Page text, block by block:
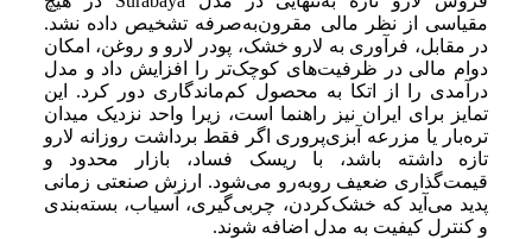
مقیاسی از نظر مالی مقرون‌به‌صرفه تشخیص داده نشد.
در مقابل، فرآوری به لارو خشک، پودر لارو و روغن، امکان
دوام مالی در ظرفیت‌های کوچک‌تر را افزایش داد و مدل
درآمدی را از اتکا به محصول کم‌ماندگاری دور کرد. این
تمایز برای ایران نیز راهنما است، زیرا واحد نزدیک میدان
تره‌بار یا مزرعه آبزی‌پروری اگر فقط برداشت روزانه لارو
تازه داشته باشد، با ریسک فساد، بازار محدود و
قیمت‌گذاری ضعیف روبه‌رو می‌شود. ارزش صنعتی زمانی
پدید می‌آید که خشک‌کردن، چربی‌گیری، آسیاب، بسته‌بندی
و کنترل کیفیت به مدل اضافه شوند.